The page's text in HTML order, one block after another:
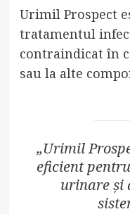
Urimil Prospect
tratamentul
contraindicat în
sau la alte
„Urimil
eficient
urinare și